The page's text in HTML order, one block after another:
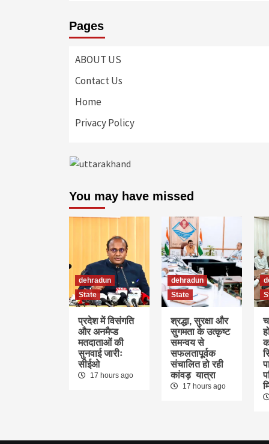
Pages
ABOUT US
Contact Us
Home
Privacy Policy
You may have missed
dehradun
State
प्रदेश में विसंगति
और अनमैप्ड
मतदाताओं की
सुनवाई जारीः
सीईओ
17 hours ago
dehradun
State
श्रद्धा, सुरक्षा और
सुगमता के उत्कृष्ट
समन्वय से
सफलतापूर्वक
संचालित हो रही
कांवड़ यात्रा
17 hours ago